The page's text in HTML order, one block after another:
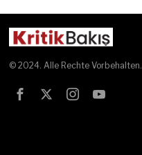
© 2024. Alle Rechte Vorbehalten.